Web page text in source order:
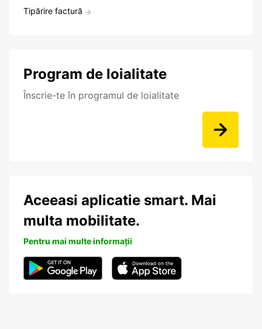
Tipărire factură
Program de loialitate
Înscrie-te în programul de loialitate
Aceeasi aplicatie smart. Mai
multa mobilitate.
Pentru mai multe informații